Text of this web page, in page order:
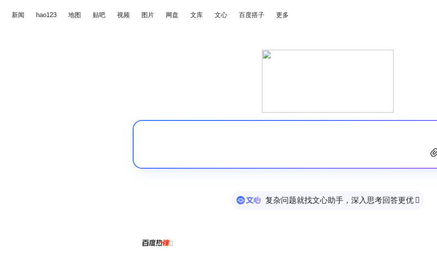
新闻 hao123 地图 贴吧 视频 图片 网盘 文库 文心 百度搭子 更多
复杂问题就找文心助手，深入思考回答更优 
